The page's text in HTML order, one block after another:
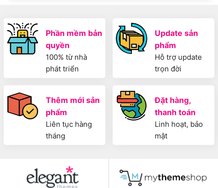
Phần mềm bản
quyền
100% từ nhà
phát triển
Update sản
phẩm
Hỗ trợ update
trọn đời
Thêm mới sản
phẩm
Liên tục hàng
tháng
Đặt hàng,
thanh toán
Linh hoạt, bảo
mật